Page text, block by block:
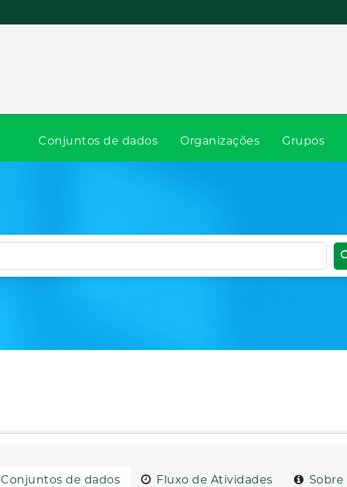
Conjuntos de dados Organizações Grupos
Conjuntos de dados Fluxo de Atividades Sobre